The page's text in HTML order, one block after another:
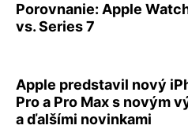
Porovnanie: Apple
vs. Series 7
Apple predstavil nový
Pro a Pro Max s novým
a ďalšími novinkami